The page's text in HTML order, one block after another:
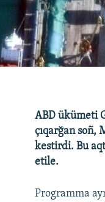
ABD ükümeti
çıqarğan soñ,
kestirdi. Bu
etile.
Programma